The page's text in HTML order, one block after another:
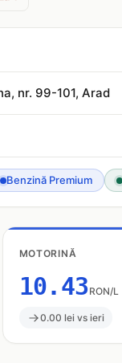
nr. 99-101, Arad
Benzină Premium
MOTORINĂ
10.43 RON/L
0.00 lei vs ieri